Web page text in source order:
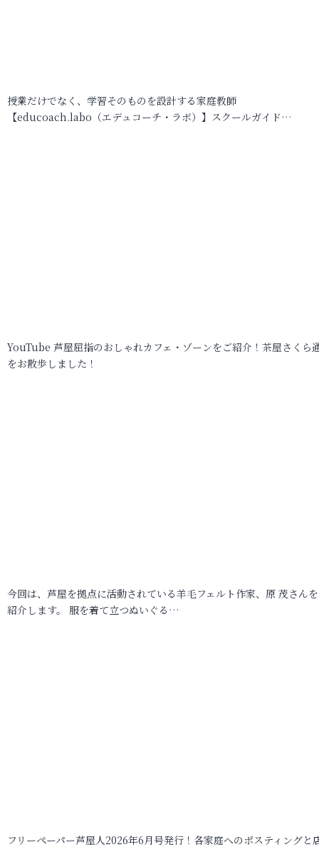
授業だけでなく、学習そのものを設計する家庭教師
【educoach.labo（エデュコーチ・ラボ）】スクールガイド…
YouTube 芦屋屈指のおしゃれカフェ・ゾーンをご紹介！茶屋さくら
をお散歩しました！
今回は、芦屋を拠点に活動されている羊毛フェルト作家、原 茂さん
紹介します。 服を着て立つぬいぐる…
フリーペーパー芦屋人2026年6月号発行！各家庭へのポスティングと